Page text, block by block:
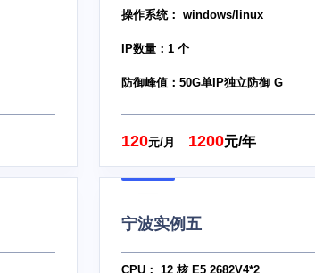
操作系统： windows/linux
IP数量：1 个
防御峰值：50G单IP独立防御 G
120元/月 1200元/年
宁波实例五
CPU： 12 核 E5 2682V4*2